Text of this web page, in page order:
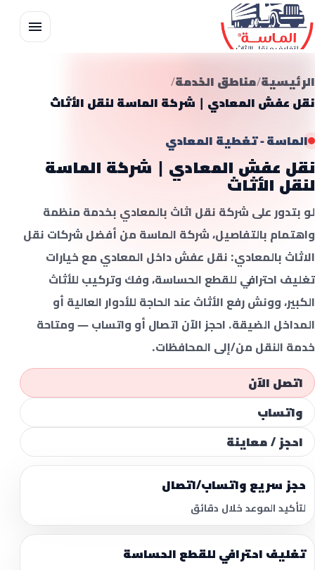
الرئيسية
المدونة
خدمات الماسة
تواصل معنا
الرئيسية مناطق الخدمة
نقل عفش المعادي | شركة الماسة لنقل الأثاث
الماسة - تغطية المعادي
نقل عفش المعادي | شركة الماسة
لنقل الأثاث
لو بتدور على شركة نقل اثاث بالمعادي بخدمة منظمة
واهتمام بالتفاصيل، شركة الماسة من أفضل شركات نقل
الاثاث بالمعادي: نقل عفش داخل المعادي مع خيارات
تغليف احترافي للقطع الحساسة، وفك وتركيب للأثاث
الكبير، وونش رفع الأثاث عند الحاجة للأدوار العالية أو
المداخل الضيقة. احجز الآن اتصال أو واتساب — ومتاحة
خدمة النقل من/إلى المحافظات.
اتصل الآن
واتساب
احجز / معاينة
حجز سريع واتساب/اتصال
لتأكيد الموعد خلال دقائق
تغليف احترافي للقطع الحساسة